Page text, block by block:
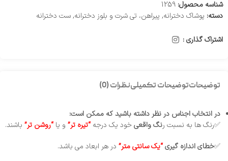
شناسه محصول: 1259
دسته: پوشاک دخترانه, پیراهن، تی شرت و بلوز دخترانه,ست دخترانه
اشتراک گذاری :
توضیحاتتوضیحات تکمیلینظرات (0)
در انتخاب اجناس در نظر داشته باشید که ممکن است:
✅رنگ ها به نسبت رنگ واقعیخود یک درجه“تیره تر” و یا“روشن تر” باشند.
✅خطایاندازه گیری“یک سانتی متر” در هر ابعاد می باشد.